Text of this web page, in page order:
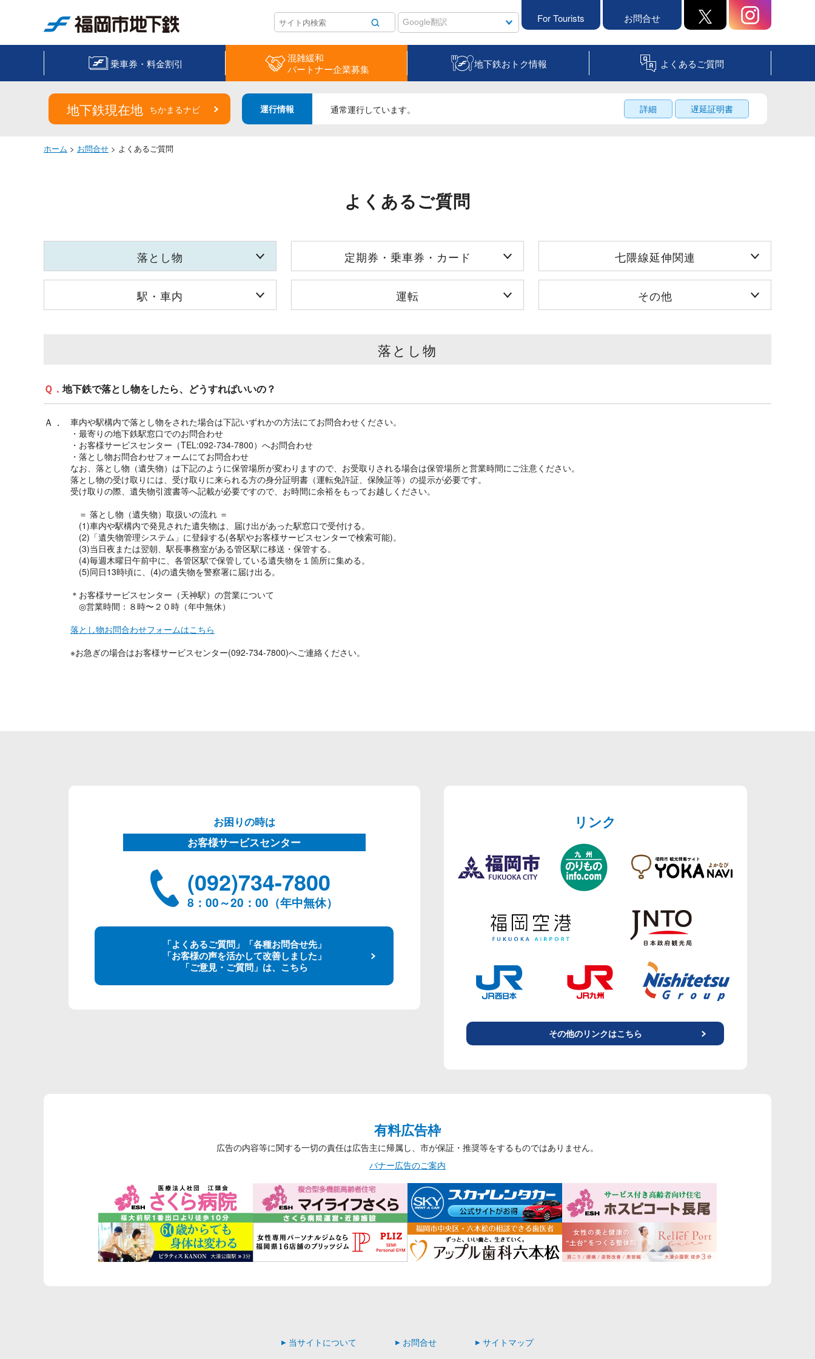
For Tourists お問合せ
乗車券・料金割引
混雑緩和
パートナー企業募集
地下鉄おトク情報 よくあるご質問
地下鉄現在地 ちかまるナビ 運行情報 通常運行しています。 詳細 遅延証明書
ホーム > お問合せ > よくあるご質問
よくあるご質問
落とし物 定期券・乗車券・カード 七隈線延伸関連
駅・車内 運転 その他
落とし物
Ｑ． 地下鉄で落とし物をしたら、どうすればいいの？
Ａ．
車内や駅構内で落とし物をされた場合は下記いずれかの方法にてお問合わせください。
・最寄りの地下鉄駅窓口でのお問合わせ
・お客様サービスセンター（TEL:092-734-7800）へお問合わせ
・落とし物お問合わせフォームにてお問合わせ
なお、落とし物（遺失物）は下記のように保管場所が変わりますので、お受取りされる場合は保管場所と営業時間にご注意ください。
落とし物の受け取りには、受け取りに来られる方の身分証明書（運転免許証、保険証等）の提示が必要です。
受け取りの際、遺失物引渡書等へ記載が必要ですので、お時間に余裕をもってお越しください。
＝ 落とし物（遺失物）取扱いの流れ ＝
(1)車内や駅構内で発見された遺失物は、届け出があった駅窓口で受付ける。
(2)「遺失物管理システム」に登録する(各駅やお客様サービスセンターで検索可能)。
(3)当日夜または翌朝、駅長事務室がある管区駅に移送・保管する。
(4)毎週木曜日午前中に、各管区駅で保管している遺失物を１箇所に集める。
(5)同日13時頃に、(4)の遺失物を警察署に届け出る。
＊お客様サービスセンター（天神駅）の営業について
◎営業時間：８時〜２０時（年中無休）
落とし物お問合わせフォームはこちら
※お急ぎの場合はお客様サービスセンター(092-734-7800)へご連絡ください。
お困りの時は
お客様サービスセンター
(092)734-7800
8：00～20：00（年中無休）
「よくあるご質問」「各種お問合せ先」
「お客様の声を活かして改善しました」
「ご意見・ご質問」は、こちら
リンク
その他のリンクはこちら
有料広告枠
広告の内容等に関する一切の責任は広告主に帰属し、市が保証・推奨等をするものではありません。
バナー広告のご案内
▶ 当サイトについて ▶ お問合せ ▶ サイトマップ